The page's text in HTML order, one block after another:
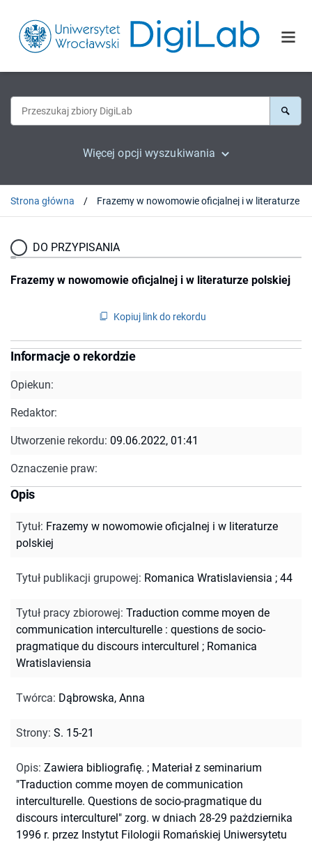
Więcej opcji wyszukiwania
Strona główna
DO PRZYPISANIA
Frazemy w nowomowie oficjalnej i w literaturze polskiej
Kopiuj link do rekordu
Informacje o rekordzie
Opiekun:
Redaktor:
Utworzenie rekordu: 09.06.2022, 01:41
Oznaczenie praw:
Opis
Tytuł: Frazemy w nowomowie oficjalnej i w literaturze
polskiej
Tytuł publikacji grupowej: Romanica Wratislaviensia ; 44
Tytuł pracy zbiorowej: Traduction comme moyen de
communication interculturelle : questions de socio-
pragmatique du discours interculturel ; Romanica
Wratislaviensia
Twórca: Dąbrowska, Anna
Strony: S. 15-21
Opis: Zawiera bibliografię. ; Materiał z seminarium
"Traduction comme moyen de communication
interculturelle. Questions de socio-pragmatique du
discours interculturel" zorg. w dniach 28-29 pażdziernika
1996 r. przez Instytut Filologii Romańskiej Uniwersytetu